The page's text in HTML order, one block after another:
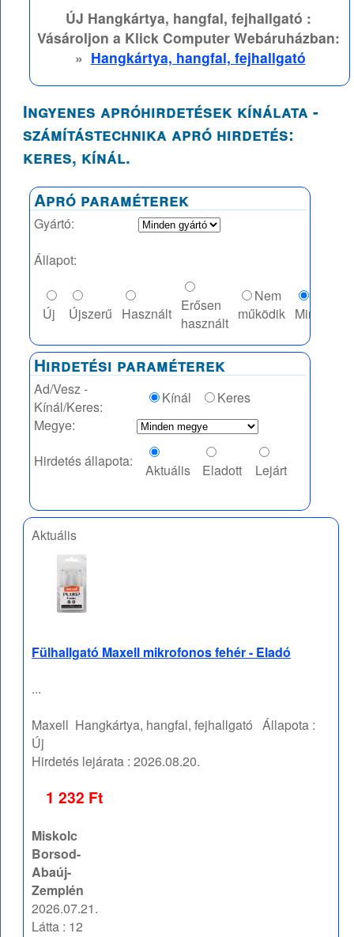
ÚJ Hangkártya, hangfal, fejhallgató :
Vásároljon a Klick Computer Webáruházban:
» Hangkártya, hangfal, fejhallgató
Ingyenes apróhirdetések kínálata -
számítástechnika apró hirdetés:
keres, kínál.
Apró paraméterek
Gyártó:
Állapot:
Új Újszerű Használt Erősen
használt
Nem
működik Mindegy
Hirdetési paraméterek
Ad/Vesz -
Kínál/Keres:
Kínál
Keres
Megye:
Hirdetés állapota:
Aktuális Eladott Lejárt
Aktuális
Fülhallgató Maxell mikrofonos fehér - Eladó
...
Maxell Hangkártya, hangfal, fejhallgató Állapota :
Új
Hirdetés lejárata :2026.08.20.
1 232 Ft
Miskolc
Borsod-
Abaúj-
Zemplén
2026.07.21.
Látta : 12